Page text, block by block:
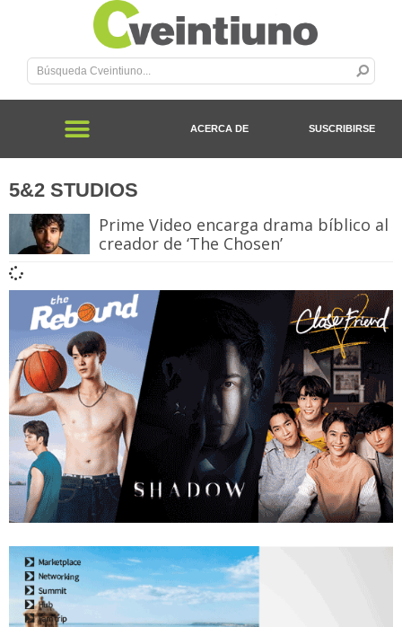
ACERCA DE SUSCRIBIRSE
5&2 STUDIOS
Prime Video encarga drama bíblico al
creador de ‘The Chosen’